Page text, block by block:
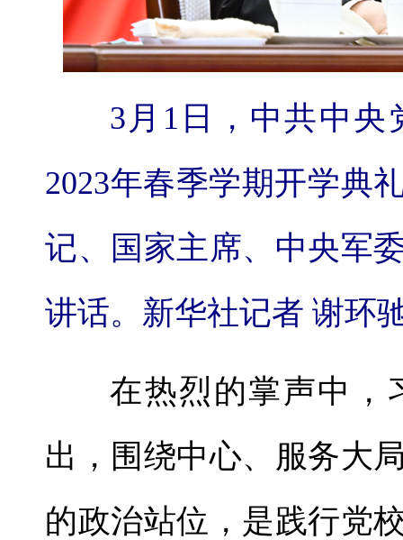
3月1日，中共中央
2023年春季学期开学典
记、国家主席、中央军
讲话。新华社记者 谢环
在热烈的掌声中，
出，围绕中心、服务大
的政治站位，是践行党